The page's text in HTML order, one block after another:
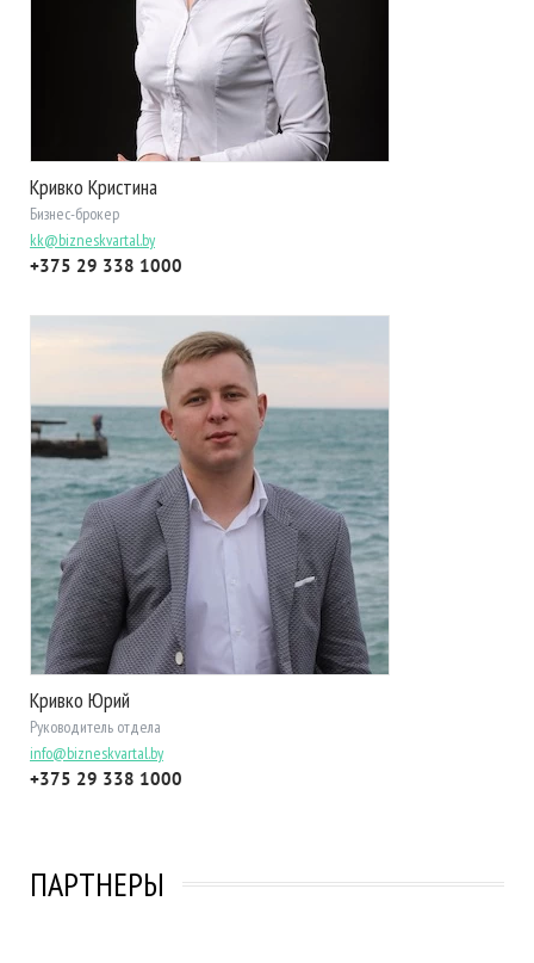
Кривко Кристина
Бизнес-брокер
kk@bizneskvartal.by
+375 29 338 1000
Кривко Юрий
Руководитель отдела
info@bizneskvartal.by
+375 29 338 1000
ПАРТНЕРЫ